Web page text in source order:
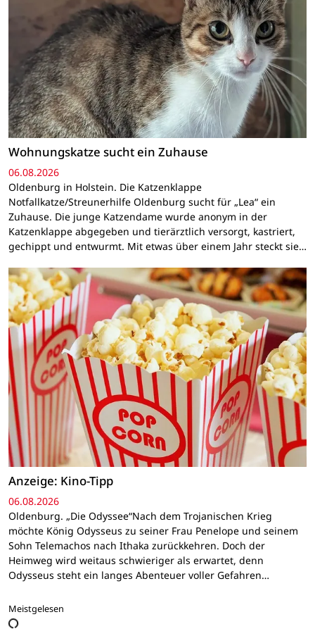
Wohnungskatze sucht ein Zuhause
06.08.2026
Oldenburg in Holstein. Die Katzenklappe
Notfallkatze/Streunerhilfe Oldenburg sucht für „Lea“ ein
Zuhause. Die junge Katzendame wurde anonym in der
Katzenklappe abgegeben und tierärztlich versorgt, kastriert,
gechippt und entwurmt. Mit etwas über einem Jahr steckt sie…
Anzeige: Kino-Tipp
06.08.2026
Oldenburg. „Die Odyssee“Nach dem Trojanischen Krieg
möchte König Odysseus zu seiner Frau Penelope und seinem
Sohn Telemachos nach Ithaka zurückkehren. Doch der
Heimweg wird weitaus schwieriger als erwartet, denn
Odysseus steht ein langes Abenteuer voller Gefahren…
Meistgelesen